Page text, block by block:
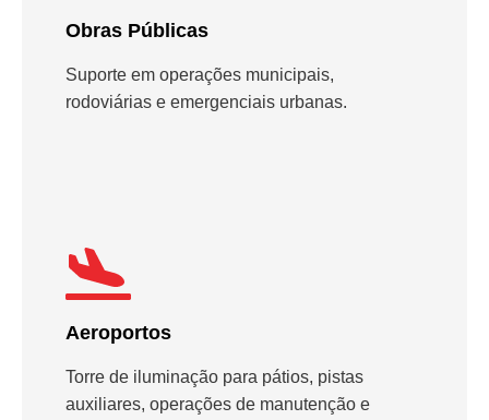
Obras Públicas
Suporte em operações municipais,
rodoviárias e emergenciais urbanas.
Aeroportos
Torre de iluminação para pátios, pistas
auxiliares, operações de manutenção e